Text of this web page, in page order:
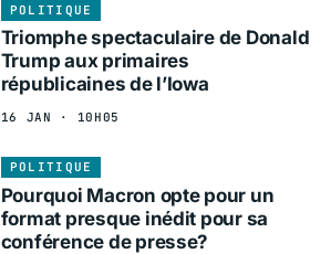
POLITIQUE
Triomphe spectaculaire de Donald
Trump aux primaires
républicaines de l’Iowa
16 JAN · 10H05
POLITIQUE
Pourquoi Macron opte pour un
format presque inédit pour sa
conférence de presse?